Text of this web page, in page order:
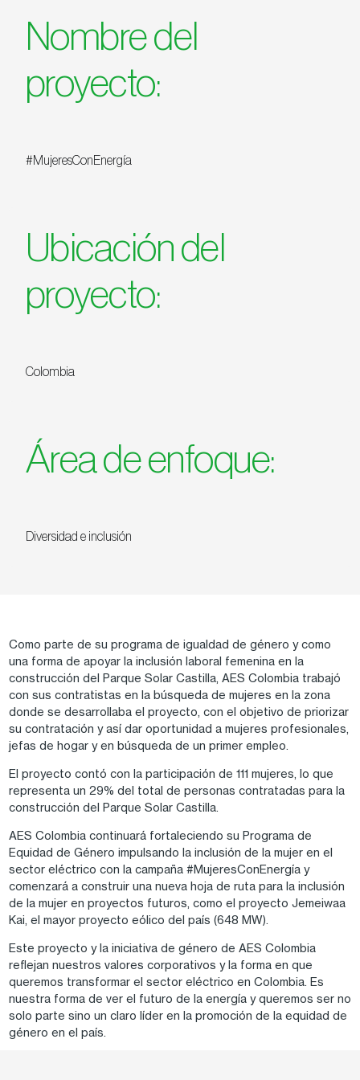
Nombre del
proyecto:
#MujeresConEnergía
Ubicación del
proyecto:
Colombia
Área de enfoque:
Diversidad e inclusión
Como parte de su programa de igualdad de género y como
una forma de apoyar la inclusión laboral femenina en la
construcción del Parque Solar Castilla, AES Colombia trabajó
con sus contratistas en la búsqueda de mujeres en la zona
donde se desarrollaba el proyecto, con el objetivo de priorizar
su contratación y así dar oportunidad a mujeres profesionales,
jefas de hogar y en búsqueda de un primer empleo.
El proyecto contó con la participación de 111 mujeres, lo que
representa un 29% del total de personas contratadas para la
construcción del Parque Solar Castilla.
AES Colombia continuará fortaleciendo su Programa de
Equidad de Género impulsando la inclusión de la mujer en el
sector eléctrico con la campaña #MujeresConEnergía y
comenzará a construir una nueva hoja de ruta para la inclusión
de la mujer en proyectos futuros, como el proyecto Jemeiwaa
Kai, el mayor proyecto eólico del país (648 MW).
Este proyecto y la iniciativa de género de AES Colombia
reflejan nuestros valores corporativos y la forma en que
queremos transformar el sector eléctrico en Colombia. Es
nuestra forma de ver el futuro de la energía y queremos ser no
solo parte sino un claro líder en la promoción de la equidad de
género en el país.